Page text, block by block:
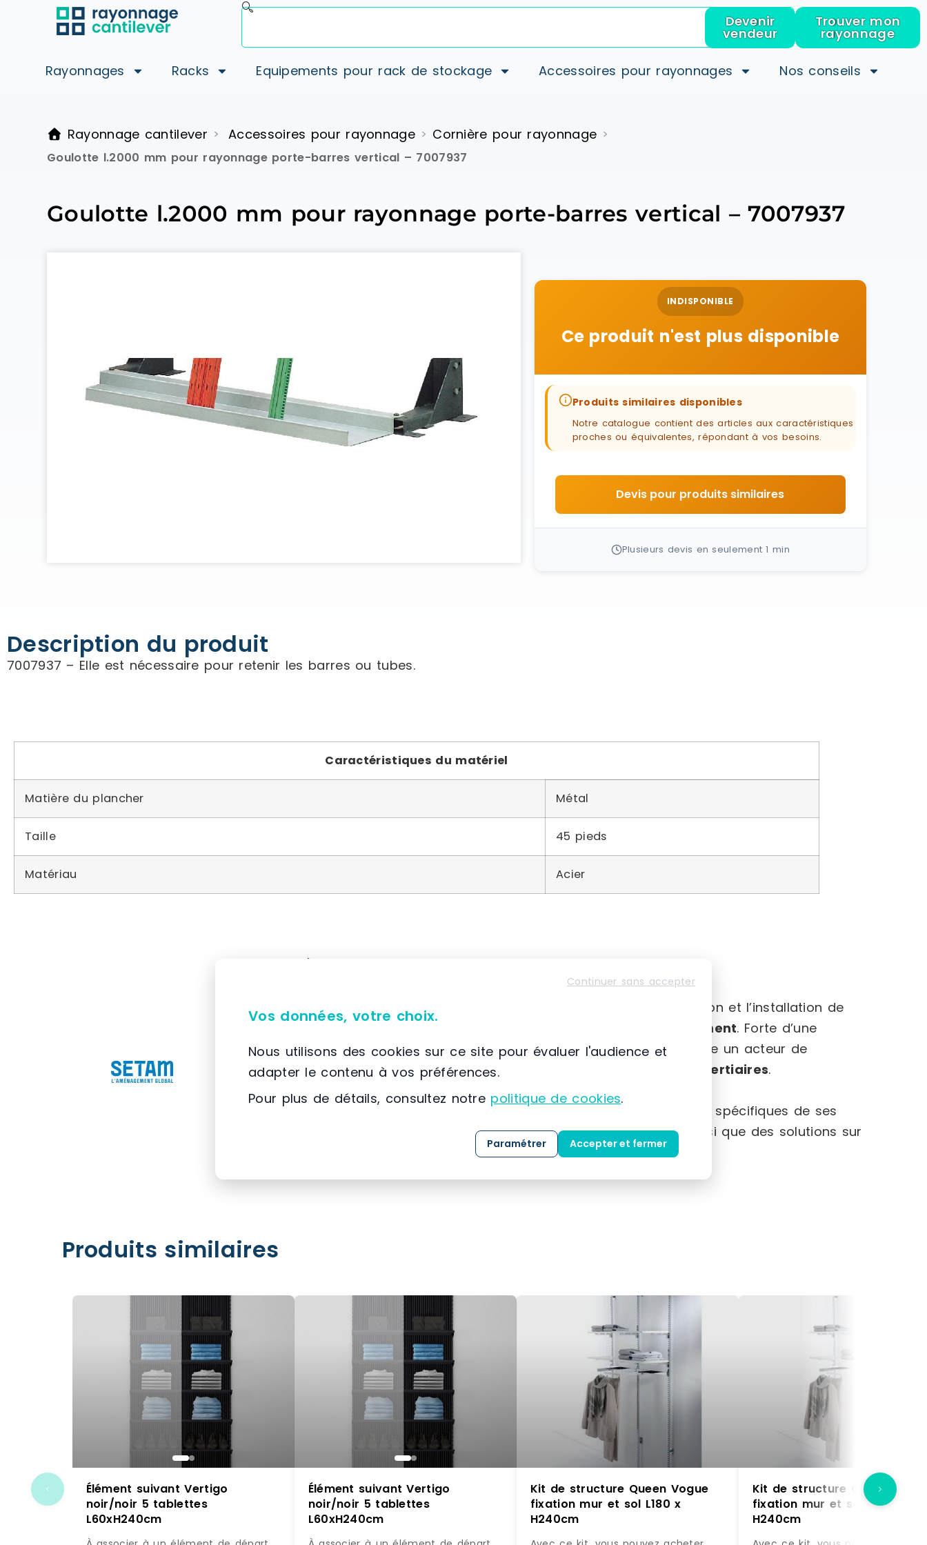
Devenir
vendeur
Trouver mon
rayonnage
Rayonnages Racks Equipements pour rack de stockage Accessoires pour rayonnages Nos conseils
Rayonnage cantilever > Accessoires pour rayonnage > Cornière pour rayonnage >
Goulotte l.2000 mm pour rayonnage porte-barres vertical – 7007937
Goulotte l.2000 mm pour rayonnage porte-barres vertical – 7007937
INDISPONIBLE
Ce produit n'est plus disponible
Produits similaires disponibles
Notre catalogue contient des articles aux caractéristiques
proches ou équivalentes, répondant à vos besoins.
Devis pour produits similaires
Plusieurs devis en seulement 1 min
Description du produit
7007937 – Elle est nécessaire pour retenir les barres ou tubes.
Caractéristiques du matériel
Matière du plancher Métal
Taille 45 pieds
Matériau Acier
📌 Située à France, SCIONZIER, (74) Auvergne-Rhône-Alpes
SETAM
est spécialisée dans la conception, la commercialisation et l’installation de
solutions dédiées au
rangement. Forte d’une
expertise développée depuis 1974, l’entreprise s’impose comme un acteur de
référence dans l’aménagement des espaces industriels et tertiaires.
Grâce à une maîtrise approfondie des métiers et des besoins spécifiques de ses
clients, SETAM propose une gamme complète de produits ainsi que des solutions sur
clé en main.
Produits similaires
Élément suivant Vertigo
noir/noir 5 tablettes
L60xH240cm
Élément suivant Vertigo
noir/noir 5 tablettes
L60xH240cm
Kit de structure Queen Vogue
fixation mur et sol L180 x
H240cm
Kit de structure Queen
fixation mur et sol L180 x
H240cm
Continuer sans accepter
Vos données, votre choix.
Nous utilisons des cookies sur ce site pour évaluer l'audience et
adapter le contenu à vos préférences.
Pour plus de détails, consultez notre politique de cookies.
Paramétrer Accepter et fermer